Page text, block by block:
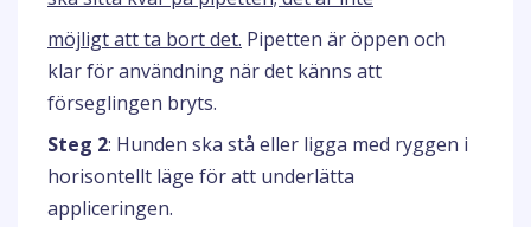
möjligt att ta bort det. Pipetten är öppen och
klar för användning när det känns att
förseglingen bryts.
Steg 2: Hunden ska stå eller ligga med ryggen i
horisontellt läge för att underlätta
appliceringen.